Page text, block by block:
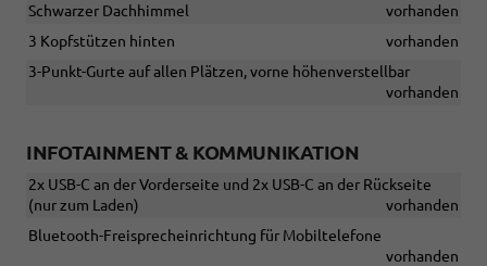
Schwarzer Dachhimmel
vorhanden
3 Kopfstützen hinten
vorhanden
3-Punkt-Gurte auf allen Plätzen, vorne höhenverstellbar
vorhanden
INFOTAINMENT & KOMMUNIKATION
2x USB-C an der Vorderseite und 2x USB-C an der Rückseite
(nur zum Laden)
vorhanden
Bluetooth-Freisprecheinrichtung für Mobiltelefone
vorhanden